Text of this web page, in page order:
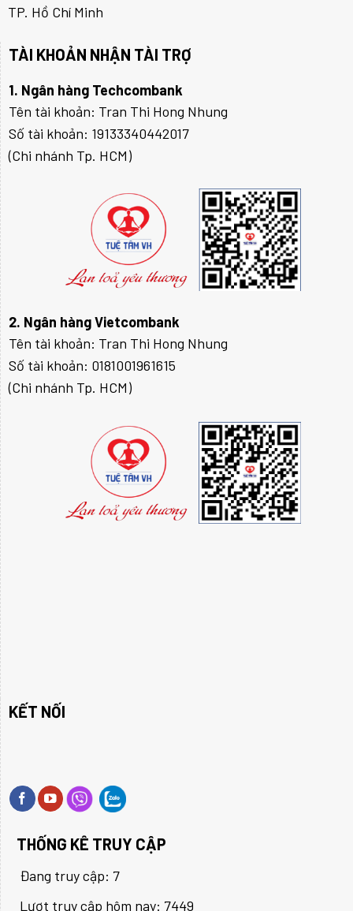
TP. Hồ Chí Minh
TÀI KHOẢN NHẬN TÀI TRỢ
1. Ngân hàng Techcombank
Tên tài khoản: Tran Thi Hong Nhung
Số tài khoản: 19133340442017
(Chi nhánh Tp. HCM)
2. Ngân hàng Vietcombank
Tên tài khoản: Tran Thi Hong Nhung
Số tài khoản: 0181001961615
(Chi nhánh Tp. HCM)
KẾT NỐI
THỐNG KÊ TRUY CẬP
Đang truy cập: 7
Lượt truy cập hôm nay: 7449